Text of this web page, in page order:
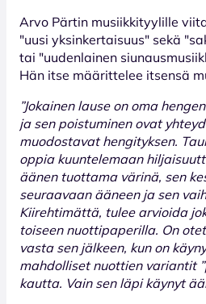
Arvo Pärtin musiikkityylille
"uusi yksinkertaisuus" sekä
tai "uudenlainen
Hän itse määrittelee itsensä
”Jokainen lause on oma
ja sen poistuminen ovat
muodostavat hengityksen.
oppia kuuntelemaan
äänen tuottama värinä, sen
seuraavaan ääneen ja sen
Kiirehtimättä, tulee arvioida
toiseen nuottipaperilla. On
vasta sen jälkeen, kun on
mahdolliset nuottien variantit
kautta. Vain sen läpi käynyt